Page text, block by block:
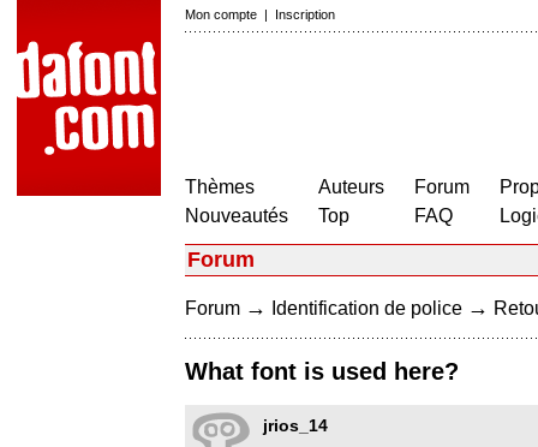
Mon compte | Inscription
Thèmes
Nouveautés
Auteurs
Top
Forum
FAQ
Forum
Forum → Identification de police →
What font is used here?
jrios_14